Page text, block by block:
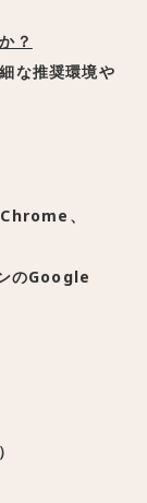
？
な推奨環境や
、
のGoogle